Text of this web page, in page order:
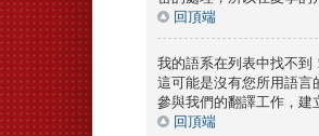
回頂端
我的語系在列表中找不到
這可能是沒有您所用語言
參與我們的翻譯工作，建
回頂端